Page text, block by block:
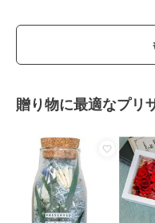
贈り物に最適なプリ